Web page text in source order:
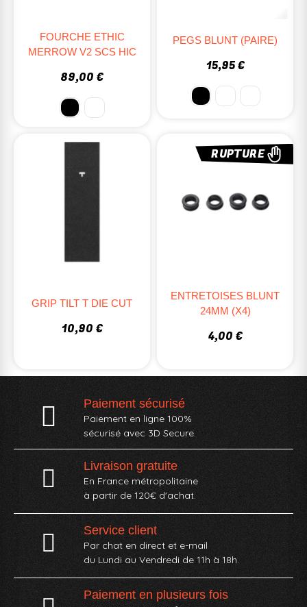
FOURCHE ETHIC
MERROW V2 SCS HIC
89,00 €
PEGS BLUNT (PAIRE)
15,95 €
GRIP TILT T DIE CUT
10,90 €
RUPTURE
ENTRETOISES BLUNT
24MM (X4)
4,00 €
Paiement sécurisé
Paiement en ligne 100%
sécurisé avec 3D Secure.
Livraison gratuite
En France métropolitaine
à partir de 120€ d'achat.
Service client
Par chat en direct et e-mail
du Lundi au Vendredi de 11h à 18h.
Paiement en plusieurs fois